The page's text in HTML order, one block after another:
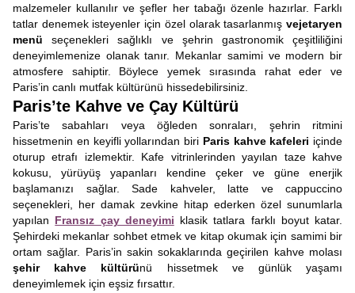
malzemeler kullanılır ve şefler her tabağı özenle hazırlar. Farklı
tatlar denemek isteyenler için özel olarak tasarlanmış vejetaryen
menü seçenekleri sağlıklı ve şehrin gastronomik çeşitliliğini
deneyimlemenize olanak tanır. Mekanlar samimi ve modern bir
atmosfere sahiptir. Böylece yemek sırasında rahat eder ve
Paris’in canlı mutfak kültürünü hissedebilirsiniz.
Paris’te Kahve ve Çay Kültürü
Paris’te sabahları veya öğleden sonraları, şehrin ritmini
hissetmenin en keyifli yollarından biri Paris kahve kafeleri içinde
oturup etrafı izlemektir. Kafe vitrinlerinden yayılan taze kahve
kokusu, yürüyüş yapanları kendine çeker ve güne enerjik
başlamanızı sağlar. Sade kahveler, latte ve cappuccino
seçenekleri, her damak zevkine hitap ederken özel sunumlarla
yapılan Fransız çay deneyimi klasik tatlara farklı boyut katar.
Şehirdeki mekanlar sohbet etmek ve kitap okumak için samimi bir
ortam sağlar. Paris’in sakin sokaklarında geçirilen kahve molası
şehir kahve kültürünü hissetmek ve günlük yaşamı
deneyimlemek için eşsiz fırsattır.